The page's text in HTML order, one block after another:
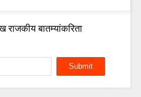
राजकीय बातम्यांकरिता